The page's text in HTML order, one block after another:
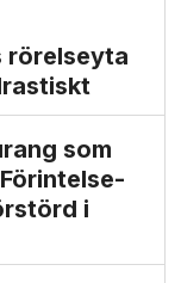
rörelseyta
som
i